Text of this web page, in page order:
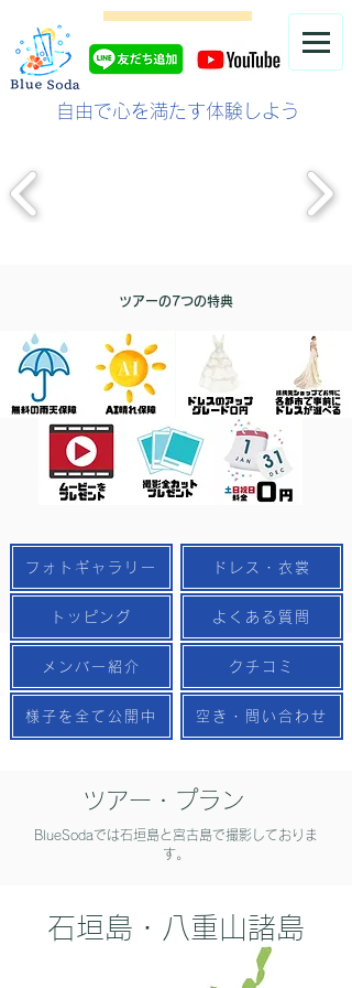
自由で心を満たす体験しよう
ツアーの7つの特典
フォトギャラリー
トッピング
メンバー紹介
様子を全て公開中
ドレス・衣裳
よくある質問
クチコミ
空き・問い合わせ
ツアー・プラン
BlueSodaでは石垣島と宮古島で撮影しておりま
す。
石垣島・八重山諸島